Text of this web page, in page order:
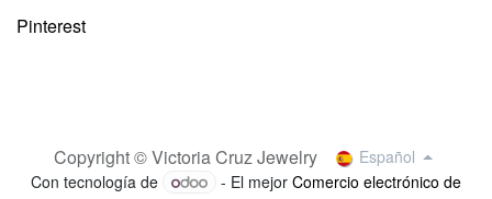
Pinterest
Copyright © Victoria Cruz Jewelry
Español
Con tecnología de
- El mejor Comercio electrónico de